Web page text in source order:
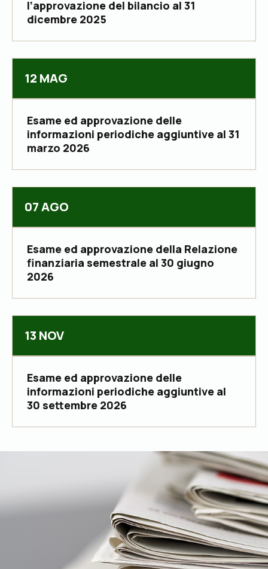
l‘approvazione del bilancio al 31
dicembre 2025
12 MAG
Esame ed approvazione delle
informazioni periodiche aggiuntive al 31
marzo 2026
07 AGO
Esame ed approvazione della Relazione
finanziaria semestrale al 30 giugno
2026
13 NOV
Esame ed approvazione delle
informazioni periodiche aggiuntive al
30 settembre 2026